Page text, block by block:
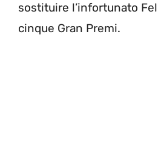
sostituire l’infortunato
cinque Gran Premi.